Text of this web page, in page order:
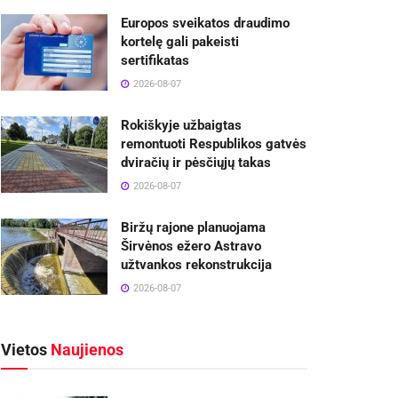
Europos sveikatos draudimo
kortelę gali pakeisti
sertifikatas
2026-08-07
Rokiškyje užbaigtas
remontuoti Respublikos gatvės
dviračių ir pėsčiųjų takas
2026-08-07
Biržų rajone planuojama
Širvėnos ežero Astravo
užtvankos rekonstrukcija
2026-08-07
Vietos Naujienos